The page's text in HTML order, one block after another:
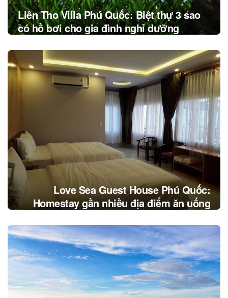
Liên Tho Villa Phú Quốc: Biệt thự 3 sao
có hồ bơi cho gia đình nghỉ dưỡng
Love Sea Guest House Phú Quốc:
Homestay gần nhiều địa điểm ăn uống